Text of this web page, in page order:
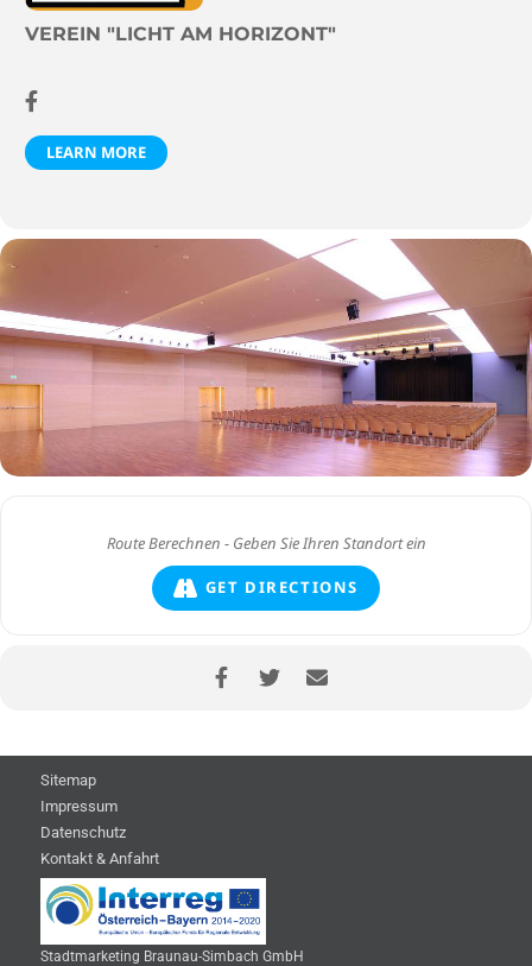
VEREIN "LICHT AM HORIZONT"
LEARN MORE
GET DIRECTIONS
Sitemap
Impressum
Datenschutz
Kontakt & Anfahrt
Stadtmarketing Braunau-Simbach GmbH